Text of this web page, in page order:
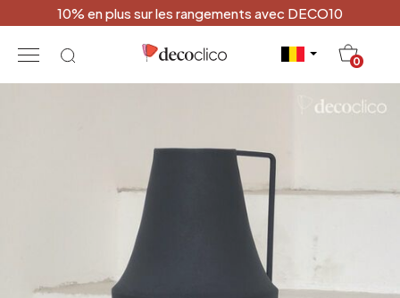
10% en plus sur les rangements avec DECO10
0